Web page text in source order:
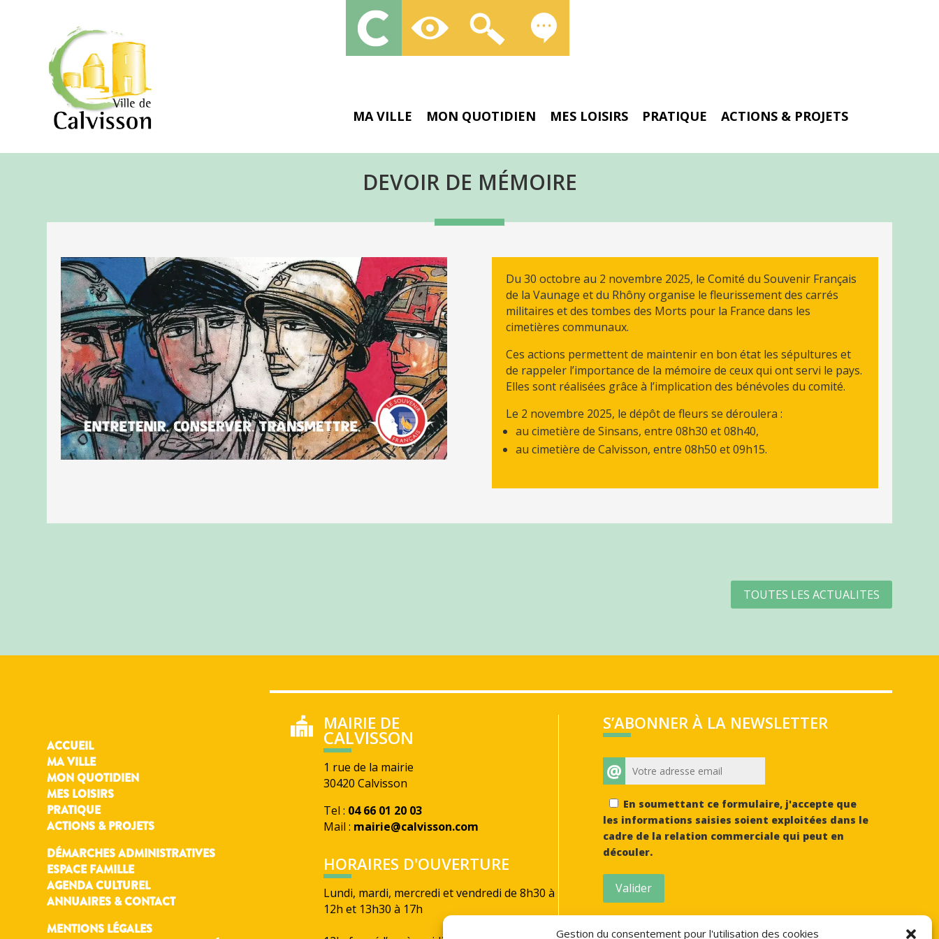
Gestion du consentement pour l'utilisation des cookies
MA VILLE MON QUOTIDIEN MES LOISIRS PRATIQUE ACTIONS & PROJETS
DEVOIR DE MÉMOIRE
Du 30 octobre au 2 novembre 2025, le Comité du Souvenir Français
de la Vaunage et du Rhôny organise le fleurissement des carrés
militaires et des tombes des Morts pour la France dans les
cimetières communaux.
Ces actions permettent de maintenir en bon état les sépultures et
de rappeler l’importance de la mémoire de ceux qui ont servi le pays.
Elles sont réalisées grâce à l’implication des bénévoles du comité.
Le 2 novembre 2025, le dépôt de fleurs se déroulera :
au cimetière de Sinsans, entre 08h30 et 08h40,
au cimetière de Calvisson, entre 08h50 et 09h15.
TOUTES LES ACTUALITES
ACCUEIL
MA VILLE
MON QUOTIDIEN
MES LOISIRS
PRATIQUE
ACTIONS & PROJETS
DÉMARCHES ADMINISTRATIVES
ESPACE FAMILLE
AGENDA CULTUREL
ANNUAIRES & CONTACT
MENTIONS LÉGALES
MAIRIE DE
CALVISSON
1 rue de la mairie
30420 Calvisson
Tel : 04 66 01 20 03
Mail : mairie@calvisson.com
HORAIRES D'OUVERTURE
Lundi, mardi, mercredi et vendredi de 8h30 à
12h et 13h30 à 17h
Jeudi de 8h30 à
S’ABONNER À LA NEWSLETTER
@
En soumettant ce formulaire, j'accepte que
les informations saisies soient exploitées dans le
cadre de la relation commerciale qui peut en
découler.
Valider